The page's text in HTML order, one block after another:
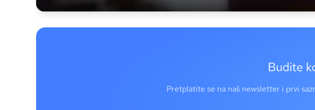
Budite
Pretplatite se na naš newsletter i prvi